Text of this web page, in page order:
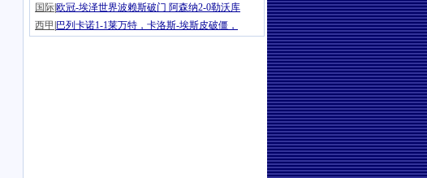
国际 欧冠-埃泽世界波赖斯破门 阿森纳2-0勒沃库
西甲 巴列卡诺1-1莱万特，卡洛斯-埃斯皮破僵，